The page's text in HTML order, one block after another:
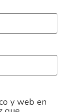
y web en